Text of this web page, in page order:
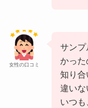
女性の口コミ
サンプ
かった
知り合
違いな
いつ